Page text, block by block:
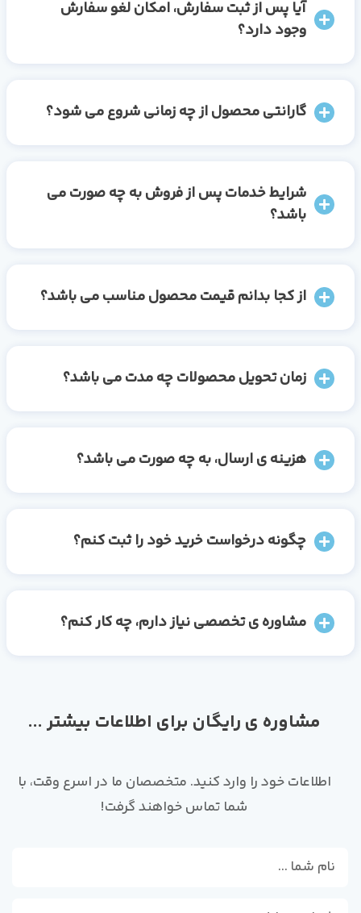
آیا پس از ثبت سفارش، امکان لغو سفارش
وجود دارد؟
گارانتی محصول از چه زمانی شروع می شود؟
شرایط خدمات پس از فروش به چه صورت می
باشد؟
از کجا بدانم قیمت محصول مناسب می باشد؟
زمان تحویل محصولات چه مدت می باشد؟
هزینه ی ارسال، به چه صورت می باشد؟
چگونه درخواست خرید خود را ثبت کنم؟
مشاوره ی تخصصی نیاز دارم، چه کار کنم؟
مشاوره ی رایگان برای اطلاعات بیشتر ...
اطلاعات خود را وارد کنید. متخصصان ما در اسرع وقت، با
شما تماس خواهند گرفت!